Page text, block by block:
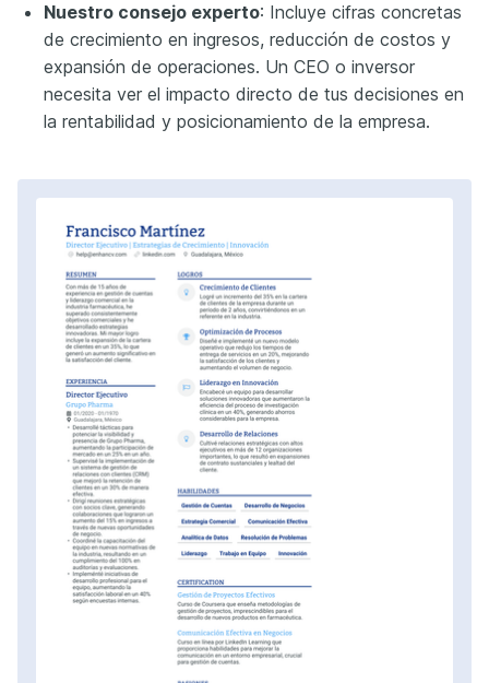
Nuestro consejo experto: Incluye cifras concretas
de crecimiento en ingresos, reducción de costos y
expansión de operaciones. Un CEO o inversor
necesita ver el impacto directo de tus decisiones en
la rentabilidad y posicionamiento de la empresa.